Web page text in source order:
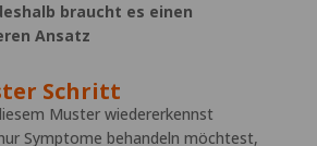
braucht es einen
Ansatz
Schritt
Muster wiedererkennst
Symptome behandeln möchtest,